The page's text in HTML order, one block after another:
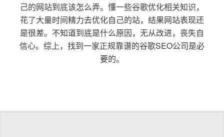
己的网站到底该怎么弄。懂一些谷歌优化相关知识，
花了大量时间精力去优化自己的站，结果网站表现还
是很差。不知道到底是什么原因，无从改进，丧失自
信心。综上，找到一家正规靠谱的谷歌SEO公司是必
要的。